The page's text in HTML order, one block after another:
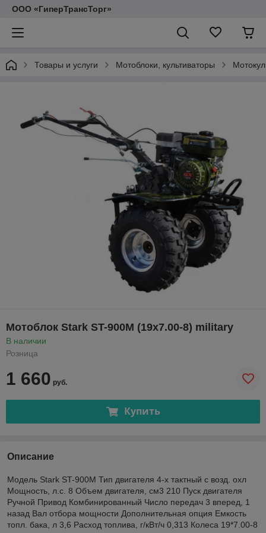
ООО «ГиперТрансТорг»
Товары и услуги Мотоблоки, культиваторы
Мотоблок Stark ST-900M (19x7.00-8) military
В наличии
Розница
1 660 руб.
Купить
Описание
Модель Stark ST-900М Тип двигателя 4-х тактный с возд. охл
Мощность, л.с. 8 Объем двигателя, см3 210 Пуск двигателя
Ручной Привод Комбинированный Число передач 3 вперед, 1
назад Вал отбора мощности Дополнительная опция Емкость
топл. бака, л 3,6 Расход топлива, г/кВт/ч 0,313 Колеса 19*7.00-8